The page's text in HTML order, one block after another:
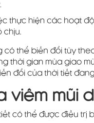
thực hiện các hoạt
chịu.
có thể biến đổi tùy
thời gian mùa giao
đổi của thời tiết
viêm mũi
có thể được điều trị